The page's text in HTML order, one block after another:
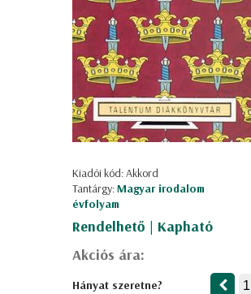
Kiadói kód: Akkord
Tantárgy:Magyar irodalom
évfolyam
Rendelhető | Kapható
Akciós ára:
Hányat szeretne?